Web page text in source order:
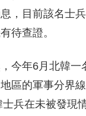
，目前該名士
待查證。
今年6月北韓一
區的軍事分界線
兵在未被發現